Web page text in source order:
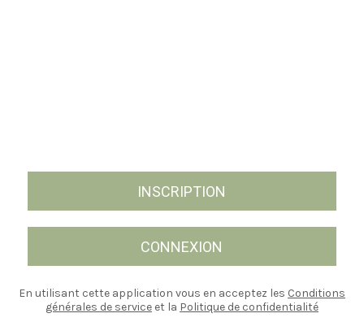
INSCRIPTION
CONNEXION
En utilisant cette application vous en acceptez les Conditions
générales de service et la Politique de confidentialité